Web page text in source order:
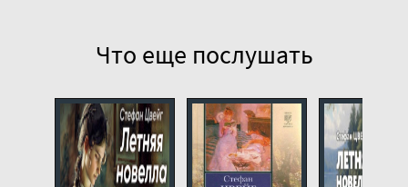
Что еще послушать